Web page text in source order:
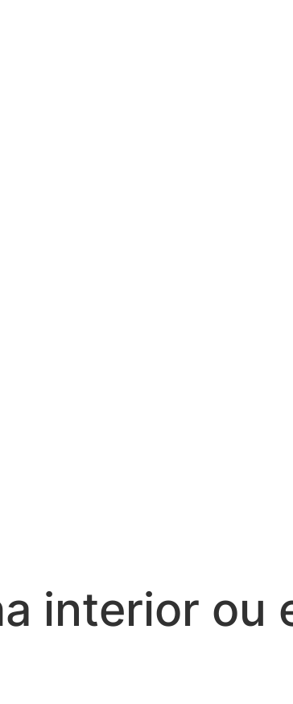
interior ou